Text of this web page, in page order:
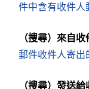
件中含有收件人
（搜尋）來自
郵件收件人寄出
（搜尋）發送